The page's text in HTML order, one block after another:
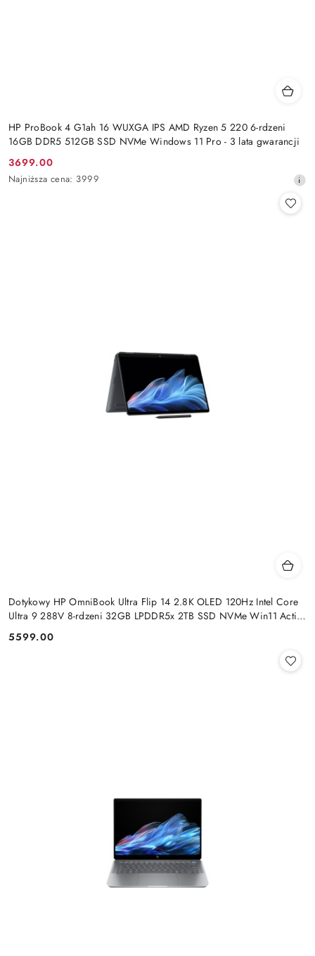
HP ProBook 4 G1ah 16 WUXGA IPS AMD Ryzen 5 220 6-rdzeni
16GB DDR5 512GB SSD NVMe Windows 11 Pro - 3 lata gwarancji
Cena
promocyjna:
3699.00
Najniższa
Najniższa cena: 3999
Dotykowy HP OmniBook Ultra Flip 14 2.8K OLED 120Hz Intel Core
Ultra 9 288V 8-rdzeni 32GB LPDDR5x 2TB SSD NVMe Win11 Active
Cena:
5599.00